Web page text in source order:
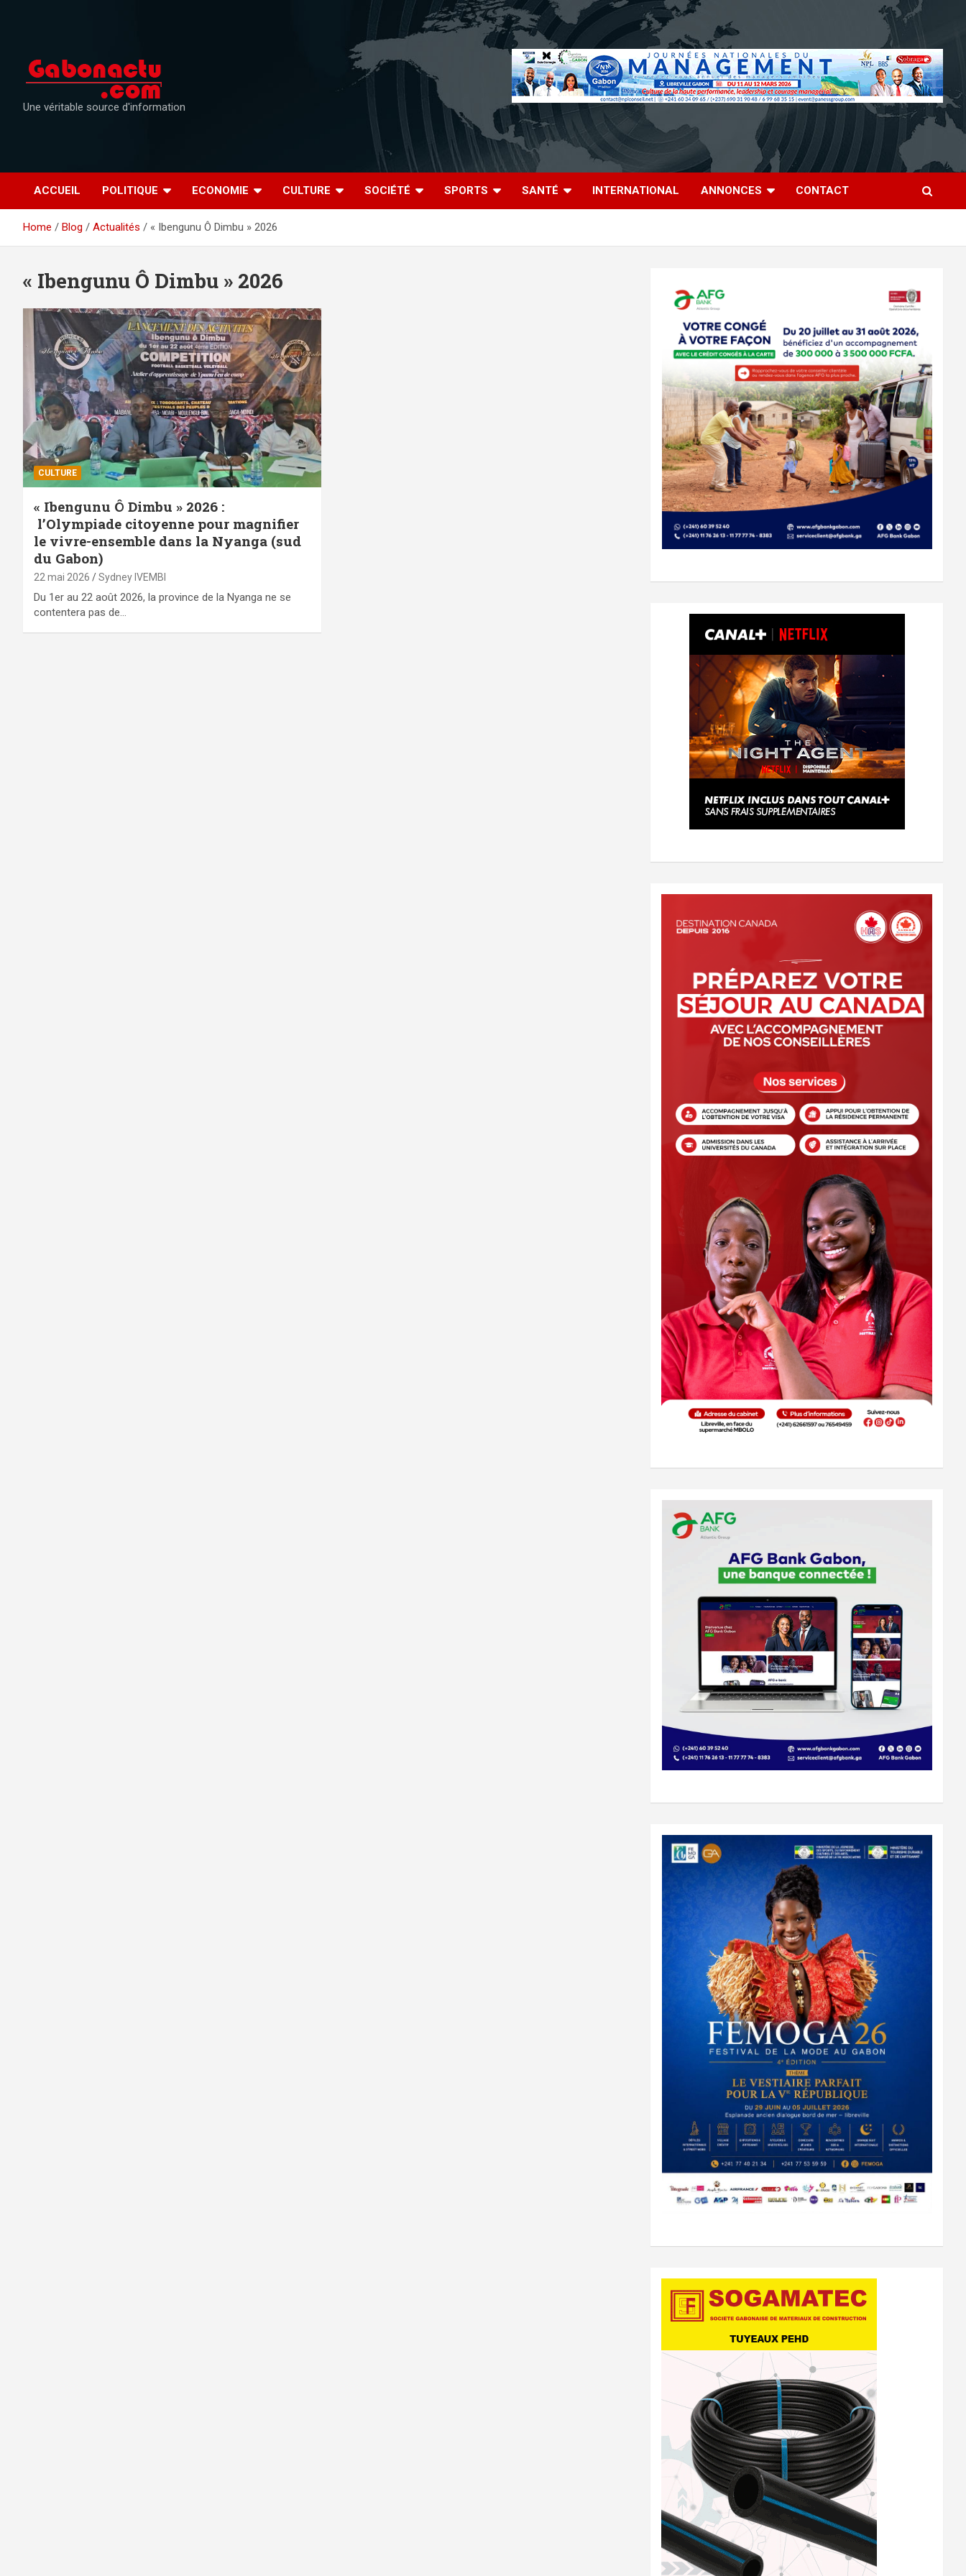
Une véritable source d'information
ACCUEIL POLITIQUE ECONOMIE CULTURE SOCIÉTÉ SPORTS SANTÉ INTERNATIONAL ANNONCES CONTACT
Home Blog Actualités « Ibengunu Ô Dimbu » 2026
« Ibengunu Ô Dimbu » 2026
CULTURE
« Ibengunu Ô Dimbu » 2026 :
l’Olympiade citoyenne pour magnifier
le vivre-ensemble dans la Nyanga (sud
du Gabon)
22 mai 2026 Sydney IVEMBI
Du 1er au 22 août 2026, la province de la Nyanga ne se
contentera pas de…